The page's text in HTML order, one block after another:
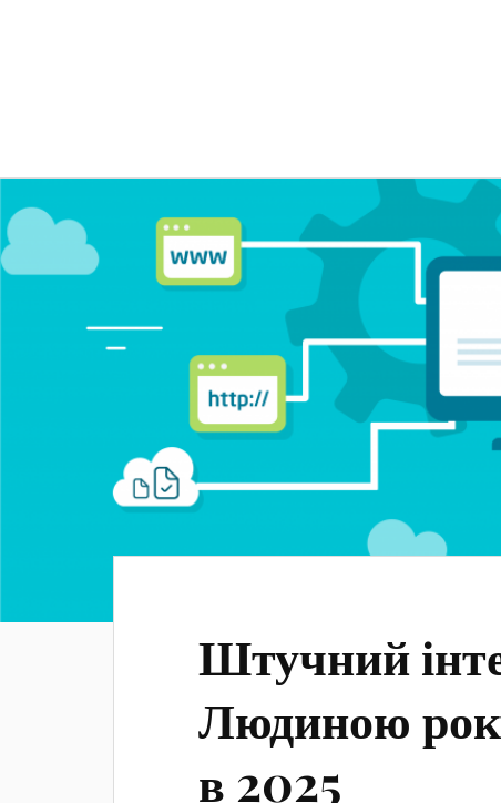
Штучний
Людиною
в 2025